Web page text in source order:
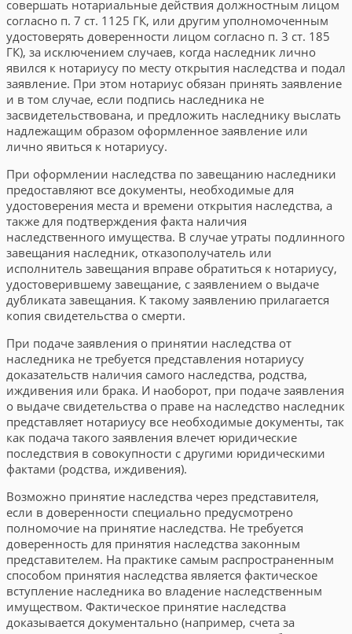
совершать нотариальные действия должностным лицом
согласно п. 7 ст. 1125 ГК, или другим уполномоченным
удостоверять доверенно­сти лицом согласно п. 3 ст. 185
ГК), за исключением случаев, когда на­следник лично
явился к нотариусу по месту открытия наследства и подал
заявление. При этом нотариус обязан принять заявление
и в том случае, если подпись наследника не
засвидетельствована, и предложить наслед­нику выслать
надлежащим образом оформленное заявление или
лично явиться к нотариусу.
При оформлении наследства по завещанию наследники
предоставля­ют все документы, необходимые для
удостоверения места и времени от­крытия наследства, а
также для подтверждения факта наличия
наследственного имущества. В случае утраты подлинного
завещания наследник, отказополучатель или
исполнитель завещания вправе обратиться к нотариусу,
удостоверившему завещание, с заявлением о выдаче
дубликата завещания. К такому заявлению прилагается
копия свидетельства о смерти.
При подаче заявления о принятии наследства от
наследника не требу­ется представления нотариусу
доказательств наличия самого наследства, родства,
иждивения или брака. И наоборот, при подаче заявления
о вы­даче свидетельства о праве на наследство наследник
представляет нотариусу все необходимые документы, так
как подача такого заявления вле­чет юридические
последствия в совокупности с другими юридическими
фактами (родства, иждивения).
Возможно принятие наследства через представителя,
если в доверенно­сти специально предусмотрено
полномочие на принятие наследства. Не требуется
доверенность для принятия наследства законным
представителем. На практике самым распространенным
способом принятия наследст­ва является фактическое
вступление наследника во владение наследст­венным
имуществом. Фактическое принятие наследства
доказывается документально (напри­мер, счета за